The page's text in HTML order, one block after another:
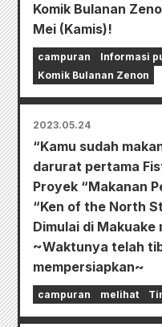
Komik Bulanan
Mei (Kamis)!
campuran
Informasi
Komik Bulanan Zenon
2023.05.24
“Kamu sudah
darurat pertama
Proyek “Makanan
“Ken of the North
Dimulai di
~Waktunya telah
mempersiapkan~
campuran melihat